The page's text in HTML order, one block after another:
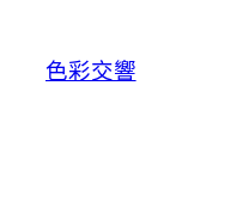
色彩交響